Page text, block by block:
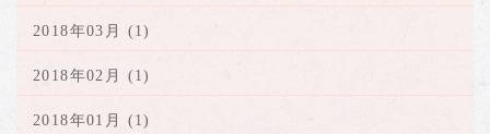
2018年03月 (1)
2018年02月 (1)
2018年01月 (1)